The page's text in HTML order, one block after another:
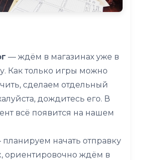
— ждём в магазинах уже в
Как только игры можно
сделаем отдельный
дождитесь его. В
всё появится на нашем
начать отправку
ориентировочно ждём в